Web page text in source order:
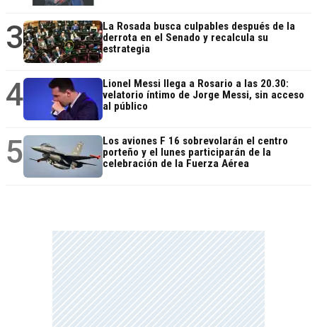
3
La Rosada busca culpables después de la
derrota en el Senado y recalcula su
estrategia
4
Lionel Messi llega a Rosario a las 20.30:
velatorio íntimo de Jorge Messi, sin acceso
al público
5
Los aviones F 16 sobrevolarán el centro
porteño y el lunes participarán de la
celebración de la Fuerza Aérea